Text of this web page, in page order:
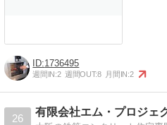
1736495
週間IN:2 週間OUT:8 月間IN:2
26
有限会社エム・プロジェ